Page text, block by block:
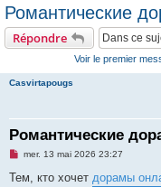
Романтические
Répondre
Voir le premier
Casvirtapougs
Романтические
M
s
mer. 13 mai 2026 23:27
Тем, кто хочет дорамы